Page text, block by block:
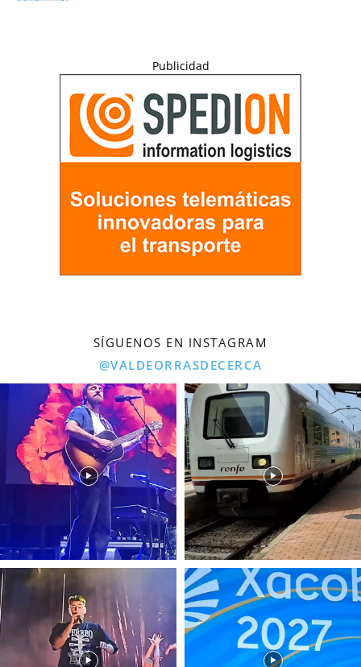
Publicidad
SÍGUENOS EN INSTAGRAM
@VALDEORRASDECERCA